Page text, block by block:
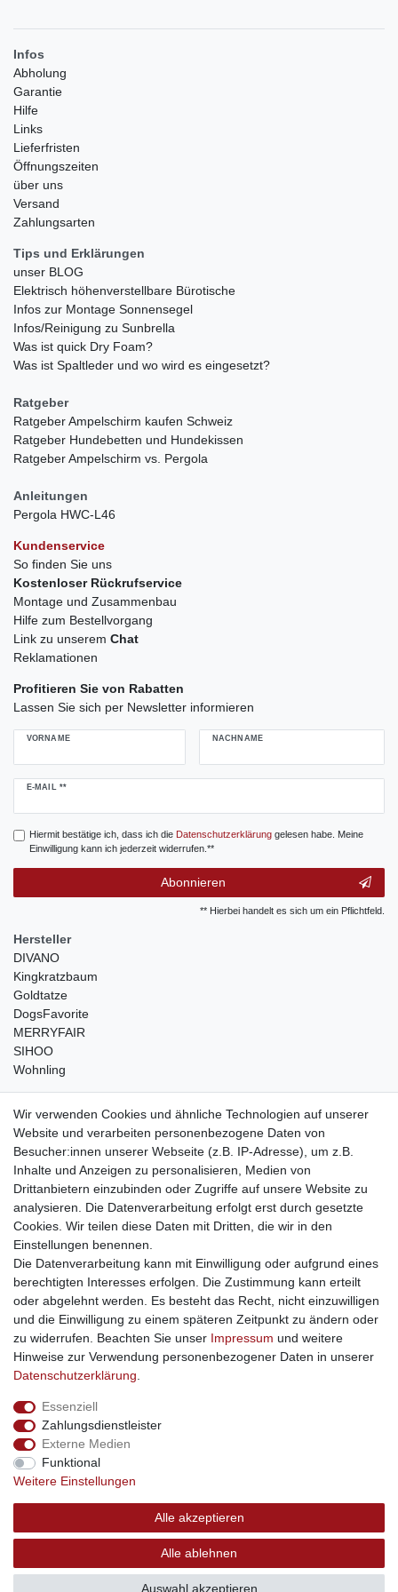
Infos
Abholung
Garantie
Hilfe
Links
Lieferfristen
Öffnungszeiten
über uns
Versand
Zahlungsarten
Tips und Erklärungen
unser BLOG
Elektrisch höhenverstellbare Bürotische
Infos zur Montage Sonnensegel
Infos/Reinigung zu Sunbrella
Was ist quick Dry Foam?
Was ist Spaltleder und wo wird es eingesetzt?
Ratgeber
Ratgeber Ampelschirm kaufen Schweiz
Ratgeber Hundebetten und Hundekissen
Ratgeber Ampelschirm vs. Pergola
Anleitungen
Pergola HWC-L46
Kundenservice
So finden Sie uns
Kostenloser Rückrufservice
Montage und Zusammenbau
Hilfe zum Bestellvorgang
Link zu unserem Chat
Reklamationen
Profitieren Sie von Rabatten
Lassen Sie sich per Newsletter informieren
VORNAME NACHNAME
E-MAIL **
Newsletter
Hiermit bestätige ich, dass ich die Daten­schutz­erklärunggelesen habe. Meine
Einwilligung kann ich jederzeit widerrufen.**
Abonnieren
** Hierbei handelt es sich um ein Pflichtfeld.
Hersteller
DIVANO
Kingkratzbaum
Goldtatze
DogsFavorite
MERRYFAIR
SIHOO
Wohnling
weitere Shops
traumlampen- Lampen und Kronleuchter
kinderwagencenter- Exklusive und günstige Kinderwagen
gastrogeraete24- alles für Gastronomie und Imbiss
soziale Medien
Facebook
sicher einkaufen
Sichere Bestellung und Zahlung via SSL Verschlüsselung
Wir verwenden Cookies und ähnliche Technologien auf unserer
Website und verarbeiten personenbezogene Daten von
Besucher:innen unserer Webseite (z.B. IP-Adresse), um z.B.
Inhalte und Anzeigen zu personalisieren, Medien von
Drittanbietern einzubinden oder Zugriffe auf unsere Website zu
analysieren. Die Datenverarbeitung erfolgt erst durch gesetzte
Cookies. Wir teilen diese Daten mit Dritten, die wir in den
Einstellungen benennen.
Die Datenverarbeitung kann mit Einwilligung oder aufgrund eines
berechtigten Interesses erfolgen. Die Zustimmung kann erteilt
oder abgelehnt werden. Es besteht das Recht, nicht einzuwilligen
und die Einwilligung zu einem späteren Zeitpunkt zu ändern oder
zu widerrufen. Beachten Sie unser Impressum und weitere
Hinweise zur Verwendung personenbezogener Daten in unserer
Daten­schutz­erklärung
Essenziell
Zahlungsdienstleister
Externe Medien
Funktional
Weitere Einstellungen
Alle akzeptieren
Alle ablehnen
Auswahl akzeptieren
Widerrufs­recht Widerrufs­formular
Daten­schutz­erklärung
© Copyright 2026 | swisshandel24.ch | Firmensitz: 8598
Bottighofen, Schweiz | Hotline +41 56 534 72 67